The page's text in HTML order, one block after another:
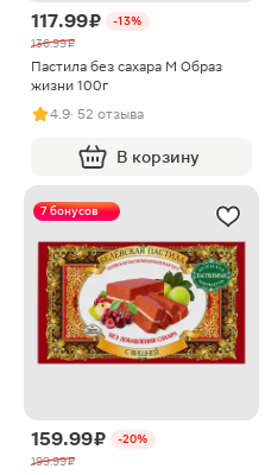
117.99 ₽
-13%
136.99 ₽
Пастила без сахара М Образ
жизни 100г
4.9· 52 отзыва
В корзину
7 бонусов
159.99 ₽
-20%
199.99 ₽